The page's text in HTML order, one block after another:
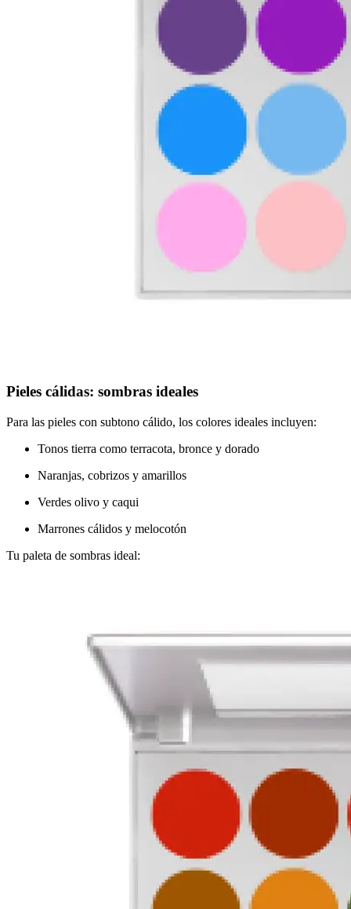
Pieles cálidas: sombras ideales
Para las pieles con subtono cálido, los colores ideales incluyen:
Tonos tierra como terracota, bronce y dorado
Naranjas, cobrizos y amarillos
Verdes olivo y caqui
Marrones cálidos y melocotón
Tu paleta de sombras ideal: